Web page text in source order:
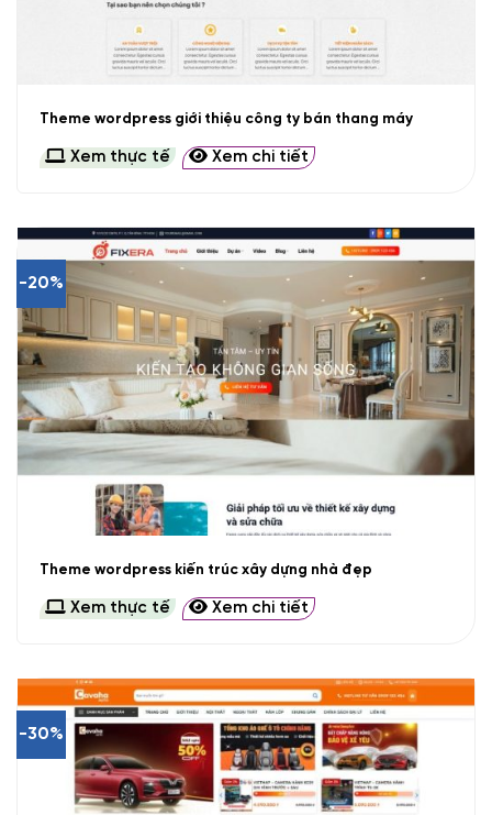
Theme wordpress giới thiệu công ty bán thang máy
Xem thực tế Xem chi tiết
-20%
Theme wordpress kiến trúc xây dựng nhà đẹp
Xem thực tế Xem chi tiết
-30%